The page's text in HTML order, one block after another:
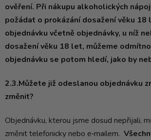
ověření. Při nákupu alkoholických
požádat o prokázání dosažení věku 18
objednávku včetně objednávky, u níž
dosažení věku 18 let, můžeme
objednávku se potom hledí, jako by
2.3.Můžete již odeslanou objednávku
změnit?
Objednávku, kterou jsme dosud nepřijali,
změnit telefonicky nebo e‑mailem.